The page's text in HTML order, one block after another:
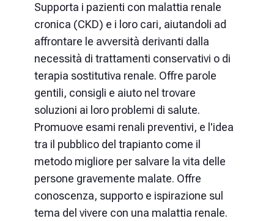
Supporta i pazienti con malattia renale
cronica (CKD) e i loro cari, aiutandoli ad
affrontare le avversità derivanti dalla
necessità di trattamenti conservativi o di
terapia sostitutiva renale. Offre parole
gentili, consigli e aiuto nel trovare
soluzioni ai loro problemi di salute.
Promuove esami renali preventivi, e l'idea
tra il pubblico del trapianto come il
metodo migliore per salvare la vita delle
persone gravemente malate. Offre
conoscenza, supporto e ispirazione sul
tema del vivere con una malattia renale.